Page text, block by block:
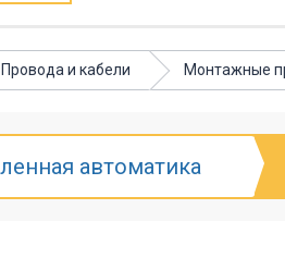
Провода и кабели Монтажные
автоматика